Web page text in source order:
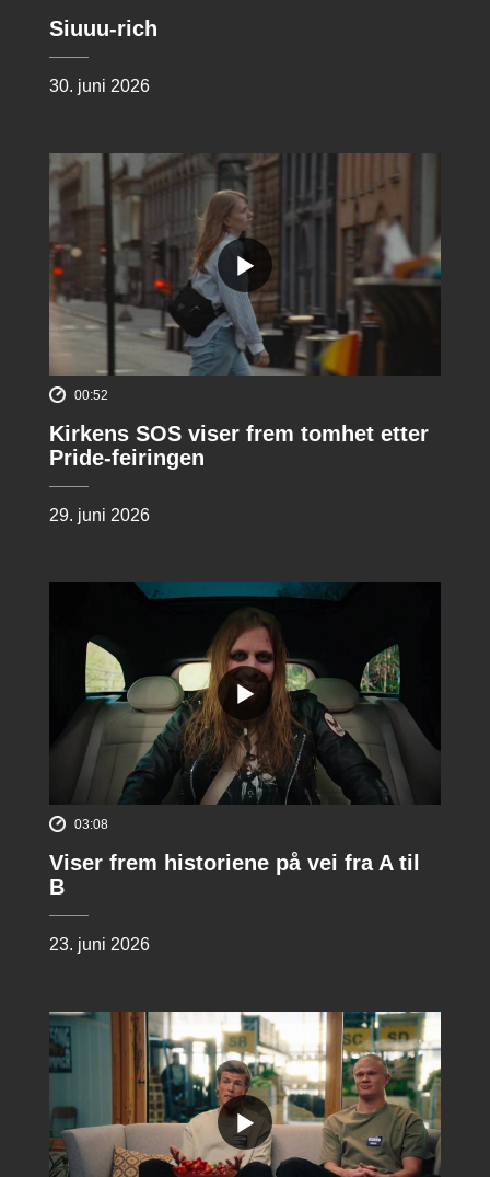
Siuuu-rich
30. juni 2026
00:52
Kirkens SOS viser frem tomhet etter
Pride-feiringen
29. juni 2026
03:08
Viser frem historiene på vei fra A til
B
23. juni 2026